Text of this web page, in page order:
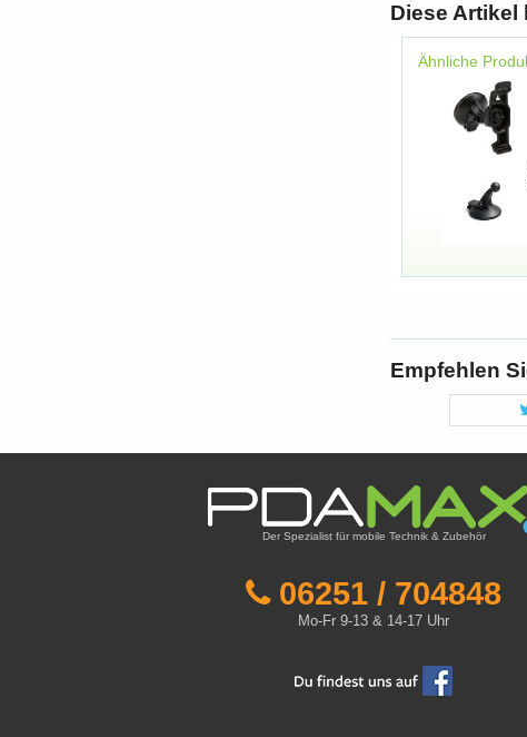
Diese Artikel
Ähnliche
Empfehlen
Der Spezialist für mobile Technik & Zubehör
06251 / 704848
Mo-Fr 9-13 & 14-17 Uhr